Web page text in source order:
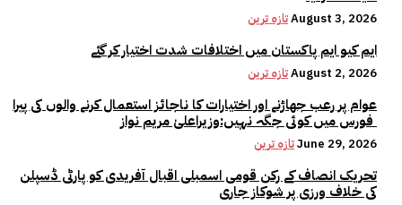
تازہ ترینAugust 3, 2026
ایم کیو ایم پاکستان میں اختلافات شدت اختیار کر گئے
تازہ ترینAugust 2, 2026
عوام پر رعب جھاڑنے اور اختیارات کا ناجائز استعمال کرنے والوں کی پیرا
تازہ ترینJune 29, 2026
تحریک انصاف کے رکن قومی اسمبلی اقبال آفریدی کو پارٹی ڈسپلن
کی خلاف ورزی پر شوکاز جاری